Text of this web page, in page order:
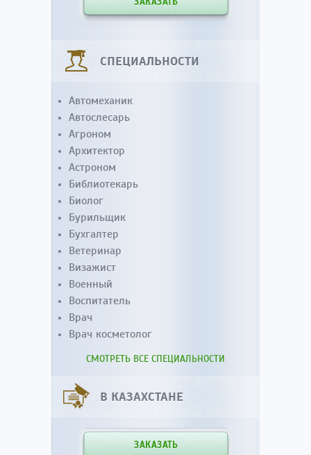
СПЕЦИАЛЬНОСТИ
Автомеханик
Автослесарь
Агроном
Архитектор
Астроном
Библиотекарь
Биолог
Бурильщик
Бухгалтер
Ветеринар
Визажист
Военный
Воспитатель
Врач
Врач косметолог
СМОТРЕТЬ ВСЕ СПЕЦИАЛЬНОСТИ
В КАЗАХСТАНЕ
ЗАКАЗАТЬ